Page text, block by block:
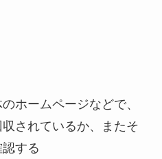
ホームページなどで、
されているか、またそ
する